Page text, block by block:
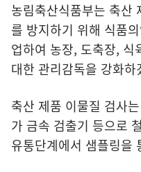
농림축산식품부는 축산
를 방지하기 위해 식품
업하여 농장, 도축장, 식
대한 관리감독을 강화하
축산 제품 이물질 검사
가 금속 검출기 등으로
유통단계에서 샘플링을